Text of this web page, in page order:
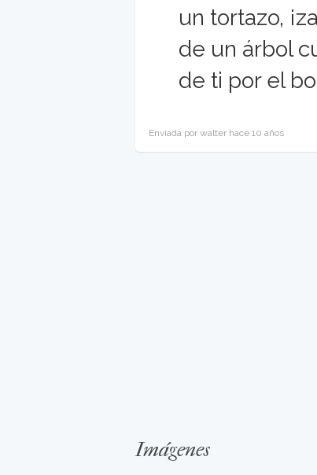
un tortazo,
de un árbol
de ti por el
Enviada por walter hace 10 años
Imágenes